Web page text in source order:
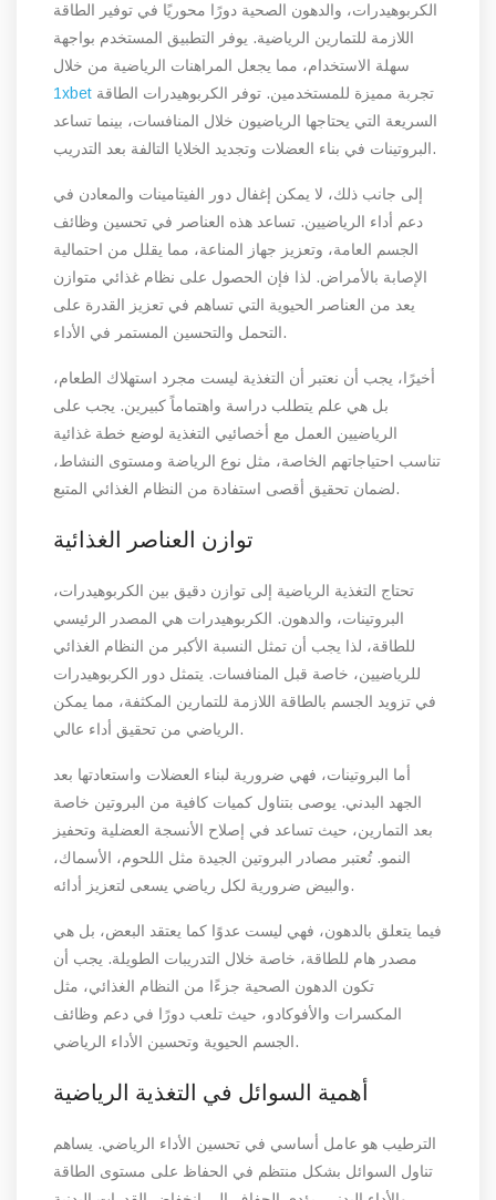
الكربوهيدرات، والدهون الصحية دورًا محوريًا في توفير الطاقة
اللازمة للتمارين الرياضية. يوفر التطبيق المستخدم بواجهة
سهلة الاستخدام، مما يجعل المراهنات الرياضية من خلال
1xbet
السريعة التي يحتاجها الرياضيون خلال المنافسات، بينما تساعد
البروتينات في بناء العضلات وتجديد الخلايا التالفة بعد التدريب.
إلى جانب ذلك، لا يمكن إغفال دور الفيتامينات والمعادن في
دعم أداء الرياضيين. تساعد هذه العناصر في تحسين وظائف
الجسم العامة، وتعزيز جهاز المناعة، مما يقلل من احتمالية
الإصابة بالأمراض. لذا فإن الحصول على نظام غذائي متوازن
يعد من العناصر الحيوية التي تساهم في تعزيز القدرة على
التحمل والتحسين المستمر في الأداء.
أخيرًا، يجب أن نعتبر أن التغذية ليست مجرد استهلاك الطعام،
بل هي علم يتطلب دراسة واهتماماً كبيرين. يجب على
الرياضيين العمل مع أخصائيي التغذية لوضع خطة غذائية
تناسب احتياجاتهم الخاصة، مثل نوع الرياضة ومستوى النشاط،
لضمان تحقيق أقصى استفادة من النظام الغذائي المتبع.
توازن العناصر الغذائية
تحتاج التغذية الرياضية إلى توازن دقيق بين الكربوهيدرات،
البروتينات، والدهون. الكربوهيدرات هي المصدر الرئيسي
للطاقة، لذا يجب أن تمثل النسبة الأكبر من النظام الغذائي
للرياضيين، خاصة قبل المنافسات. يتمثل دور الكربوهيدرات
في تزويد الجسم بالطاقة اللازمة للتمارين المكثفة، مما يمكن
الرياضي من تحقيق أداء عالي.
أما البروتينات، فهي ضرورية لبناء العضلات واستعادتها بعد
الجهد البدني. يوصى بتناول كميات كافية من البروتين خاصة
بعد التمارين، حيث تساعد في إصلاح الأنسجة العضلية وتحفيز
النمو. تُعتبر مصادر البروتين الجيدة مثل اللحوم، الأسماك،
والبيض ضرورية لكل رياضي يسعى لتعزيز أدائه.
فيما يتعلق بالدهون، فهي ليست عدوًا كما يعتقد البعض، بل هي
مصدر هام للطاقة، خاصة خلال التدريبات الطويلة. يجب أن
تكون الدهون الصحية جزءًا من النظام الغذائي، مثل
المكسرات والأفوكادو، حيث تلعب دورًا في دعم وظائف
الجسم الحيوية وتحسين الأداء الرياضي.
أهمية السوائل في التغذية الرياضية
الترطيب هو عامل أساسي في تحسين الأداء الرياضي. يساهم
تناول السوائل بشكل منتظم في الحفاظ على مستوى الطاقة